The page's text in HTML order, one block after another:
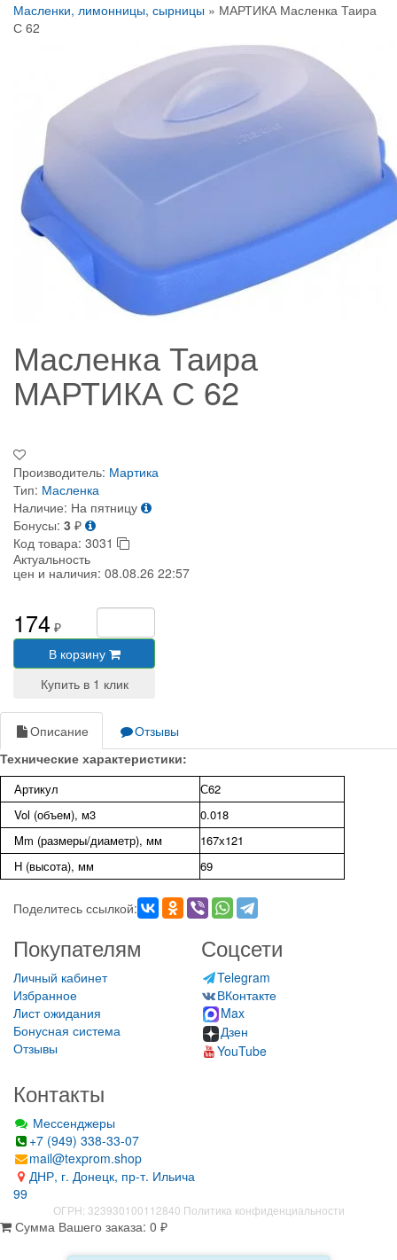
Масленки, лимонницы, сырницы » МАРТИКА Масленка Таира
С 62
Масленка Таира
МАРТИКА С 62
Производитель: Мартика
Тип: Масленка
Наличие: На пятницу
Бонусы: 3 ₽
Код товара: 3031
Актуальность
цен и наличия: 08.08.26 22:57
174 ₽
В корзину
Описание
Отзывы
Технические характеристики:
Артикул
С62
Vol (объем), м3
0.018
Mm (размеры/диаметр), мм
167х121
H (высота), мм
69
Поделитесь ссылкой:
Покупателям
Личный кабинет
Избранное
Лист ожидания
Бонусная система
Отзывы
Соцсети
Telegram
ВКонтакте
Max
Дзен
YouTube
Контакты
Мессенджеры
+7 (949) 338-33-07
mail@texprom.shop
ДНР, г. Донецк, пр-т. Ильича
99
ОГРН: 323930100112840 Политика конфиденциальности
Сумма Вашего заказа: 0 ₽